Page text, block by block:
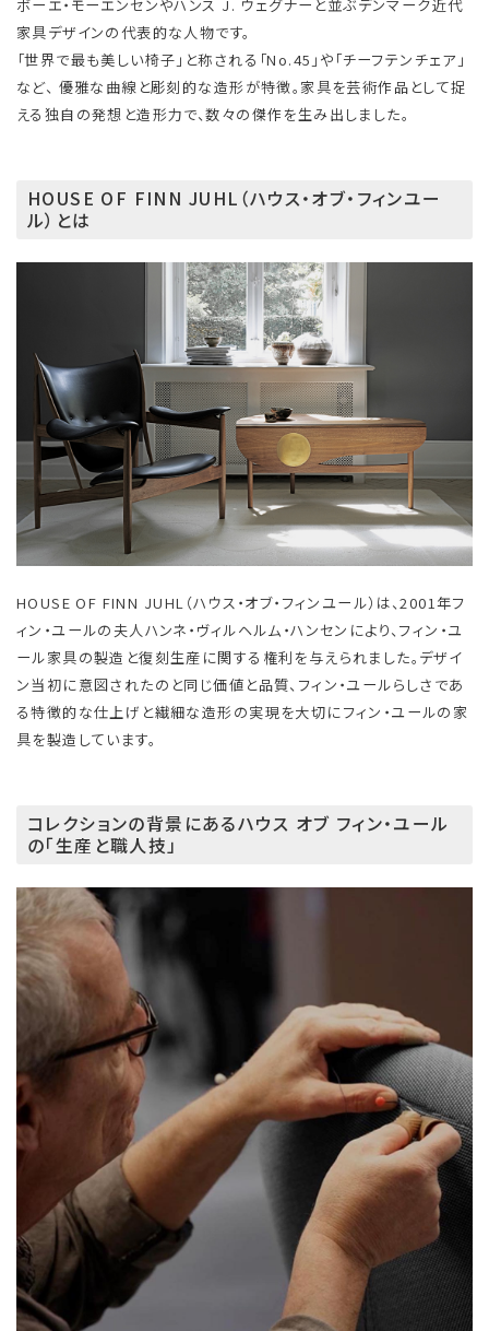
ボーエ・モーエンセンやハンス J. ウェグナーと並ぶデンマーク近代
家具デザインの代表的な人物です。
「世界で最も美しい椅子」と称される「No.45」や「チーフテンチェア」
など、 優雅な曲線と彫刻的な造形が特徴。家具を芸術作品として捉
える独自の発想と造形力で、数々の傑作を生み出しました。
HOUSE OF FINN JUHL（ハウス・オブ・フィンユー
ル）とは
HOUSE OF FINN JUHL（ハウス・オブ・フィンユール）は、2001年フ
ィン・ユールの夫人ハンネ・ヴィルヘルム・ハンセンにより、フィン・ユ
ール家具の製造と復刻生産に関する権利を与えられました。デザイ
ン当初に意図されたのと同じ価値と品質、フィン・ユールらしさであ
る特徴的な仕上げと繊細な造形の実現を大切にフィン・ユールの家
具を製造しています。
コレクションの背景にあるハウス オブ フィン・ユール
の「生産と職人技」